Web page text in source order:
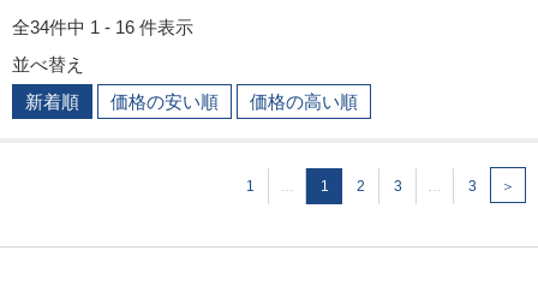
全34件中 1 - 16 件表示
並べ替え
新着順
価格の安い順 価格の高い順
1 … 1 2 3 … 3 ＞